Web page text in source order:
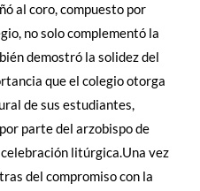
al coro, compuesto por
no solo complementó la
demostró la solidez del
que el colegio otorga
de sus estudiantes,
parte del arzobispo de
litúrgica.Una vez
del compromiso con la